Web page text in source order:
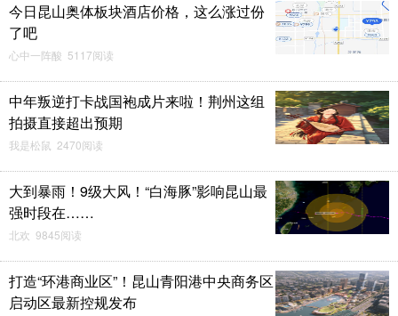
今日昆山奥体板块酒店价格，这么涨过份
了吧
心中一阵酸 5117阅读
中年叛逆打卡战国袍成片来啦！荆州这组
拍摄直接超出预期
我是松鼠 2470阅读
大到暴雨！9级大风！“白海豚”影响昆山最
强时段在……
北欢 9845阅读
打造“环港商业区”！昆山青阳港中央商务区
启动区最新控规发布